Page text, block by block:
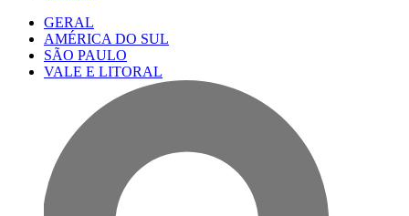
GERAL
AMÉRICA DO SUL
SÃO PAULO
VALE E LITORAL